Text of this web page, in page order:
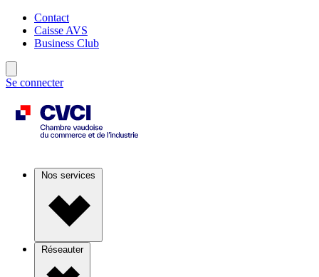
Contact
Caisse AVS
Business Club
Se connecter
Nos services
Réseauter